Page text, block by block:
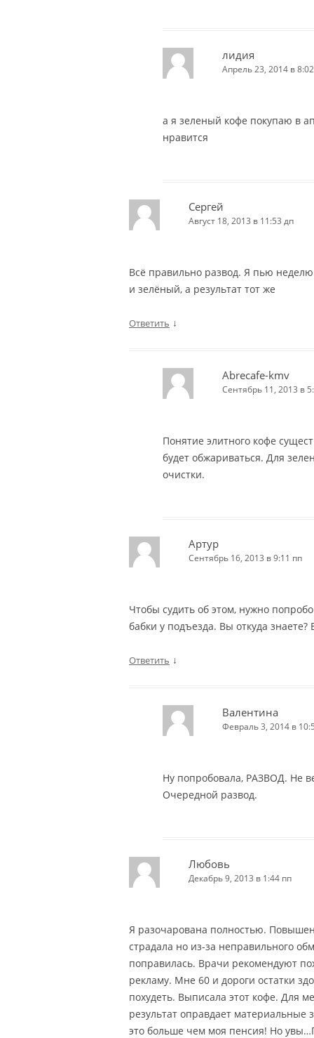
лидия
Апрель 23, 2014 в
а я зеленый кофе покупаю в
нравится
Сергей
Август 18, 2013 в 11:53 дп
Всё правильно развод. Я пью
и зелёный, а результат тот же
Ответить ↓
Abrecafe-kmv
Сентябрь 11, 2013 в
Понятие элитного кофе
будет обжариваться. Для
очистки.
Артур
Сентябрь 16, 2013 в 9:11 пп
Чтобы судить об этом, нужно
бабки у подъезда. Вы откуда
Ответить ↓
Валентина
Февраль 3, 2014 в
Ну попробовала, РАЗВОД. Не
Очередной развод.
Любовь
Декабрь 9, 2013 в 1:44 пп
Я разочарована полностью.
страдала но из-за неправильного
поправилась. Врачи рекомендуют
рекламу. Мне 60 и дороги остатки
похудеть. Выписала этот кофе. Для
результат оправдает
это больше чем моя пенсия! Но